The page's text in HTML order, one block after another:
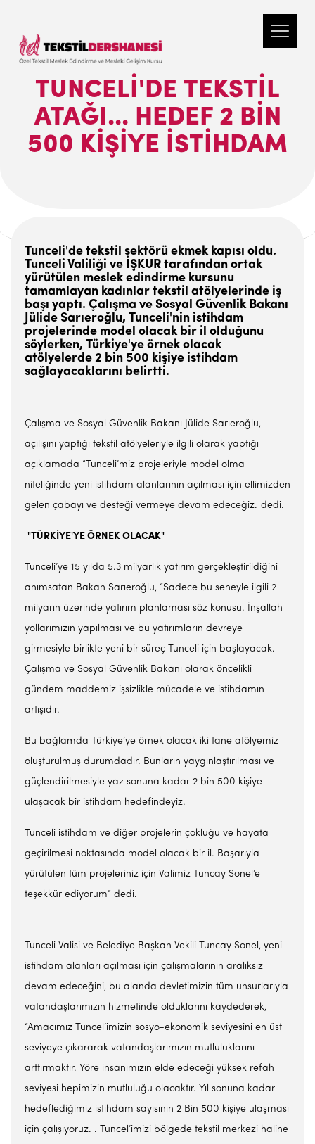
TUNCELI'DE TEKSTIL
ATAĞI... HEDEF 2 BIN
500 KIŞIYE ISTIHDAM
Tunceli'de tekstil sektörü ekmek kapısı oldu.
Tunceli Valiliği ve İŞKUR tarafından ortak
yürütülen meslek edindirme kursunu
tamamlayan kadınlar tekstil atölyelerinde iş
başı yaptı. Çalışma ve Sosyal Güvenlik Bakanı
Jülide Sarıeroğlu, Tunceli'nin istihdam
projelerinde model olacak bir il olduğunu
söylerken, Türkiye'ye örnek olacak
atölyelerde 2 bin 500 kişiye istihdam
sağlayacaklarını belirtti.
Çalışma ve Sosyal Güvenlik Bakanı Jülide Sarıeroğlu,
açılışını yaptığı tekstil atölyeleriyle ilgili olarak yaptığı
açıklamada “Tunceli’miz projeleriyle model olma
niteliğinde yeni istihdam alanlarının açılması için ellimizden
gelen çabayı ve desteği vermeye devam edeceğiz.' dedi.
"TÜRKİYE'YE ÖRNEK OLACAK"
Tunceli’ye 15 yılda 5.3 milyarlık yatırım gerçekleştirildiğini
anımsatan Bakan Sarıeroğlu, “Sadece bu seneyle ilgili 2
milyarın üzerinde yatırım planlaması söz konusu. İnşallah
yollarımızın yapılması ve bu yatırımların devreye
girmesiyle birlikte yeni bir süreç Tunceli için başlayacak.
Çalışma ve Sosyal Güvenlik Bakanı olarak öncelikli
gündem maddemiz işsizlikle mücadele ve istihdamın
artışıdır.
Bu bağlamda Türkiye’ye örnek olacak iki tane atölyemiz
oluşturulmuş durumdadır. Bunların yaygınlaştırılması ve
güçlendirilmesiyle yaz sonuna kadar 2 bin 500 kişiye
ulaşacak bir istihdam hedefindeyiz.
Tunceli istihdam ve diğer projelerin çokluğu ve hayata
geçirilmesi noktasında model olacak bir il. Başarıyla
yürütülen tüm projeleriniz için Valimiz Tuncay Sonel’e
teşekkür ediyorum” dedi.
Tunceli Valisi ve Belediye Başkan Vekili Tuncay Sonel, yeni
istihdam alanları açılması için çalışmalarının aralıksız
devam edeceğini, bu alanda devletimizin tüm unsurlarıyla
vatandaşlarımızın hizmetinde olduklarını kaydederek,
“Amacımız Tuncel’imizin sosyo-ekonomik seviyesini en üst
seviyeye çıkararak vatandaşlarımızın mutluluklarını
arttırmaktır. Yöre insanımızın elde edeceği yüksek refah
seviyesi hepimizin mutluluğu olacaktır. Yıl sonuna kadar
hedeflediğimiz istihdam sayısının 2 Bin 500 kişiye ulaşması
için çalışıyoruz. . Tuncel’imizi bölgede tekstil merkezi haline